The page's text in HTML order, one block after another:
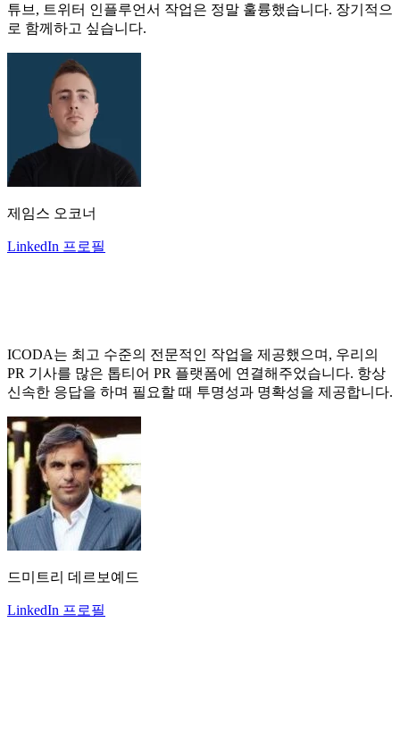
튜브, 트위터 인플루언서 작업은 정말 훌륭했습니다. 장기적으
로 함께하고 싶습니다.
제임스 오코너
LinkedIn 프로필
ICODA는 최고 수준의 전문적인 작업을 제공했으며, 우리의
PR 기사를 많은 톱티어 PR 플랫폼에 연결해주었습니다. 항상
신속한 응답을 하며 필요할 때 투명성과 명확성을 제공합니다.
드미트리 데르보예드
LinkedIn 프로필